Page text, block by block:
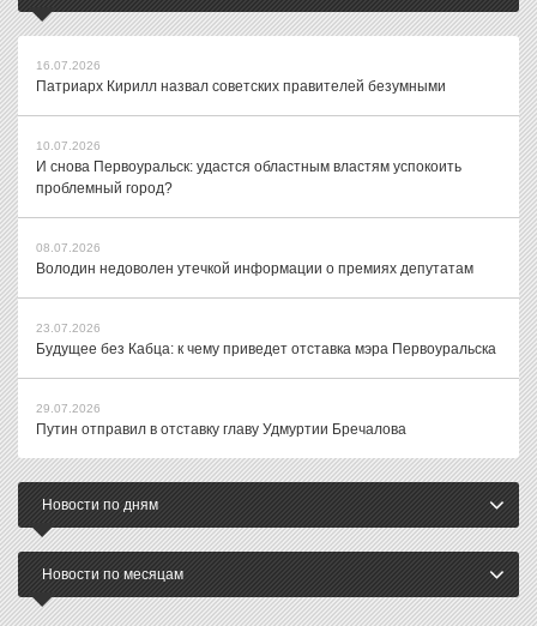
16.07.2026
Патриарх Кирилл назвал советских правителей безумными
10.07.2026
И снова Первоуральск: удастся областным властям успокоить
проблемный город?
08.07.2026
Володин недоволен утечкой информации о премиях депутатам
23.07.2026
Будущее без Кабца: к чему приведет отставка мэра Первоуральска
29.07.2026
Путин отправил в отставку главу Удмуртии Бречалова
Новости по дням
Новости по месяцам